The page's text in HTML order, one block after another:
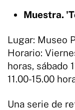
Muestra.
Lugar: Museo
Horario:
horas, sábado
11.00-15.00
Una serie de